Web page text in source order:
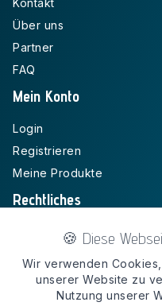
🍪 Diese
Wir verwenden
unserer Website zu
Nutzung unserer
Kontakt
Über uns
Partner
FAQ
Mein Konto
Login
Registrieren
Meine Produkte
Rechtliches
Impressum
AGB
Datenschutz